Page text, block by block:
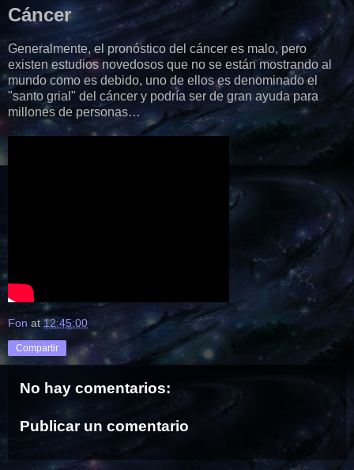
Cáncer
Generalmente, el pronóstico del cáncer es malo, pero
existen estudios novedosos que no se están mostrando al
mundo como es debido, uno de ellos es denominado el
"santo grial" del cáncer y podría ser de gran ayuda para
millones de personas…
Fon at 12:45:00
Compartir
No hay comentarios:
Publicar un comentario